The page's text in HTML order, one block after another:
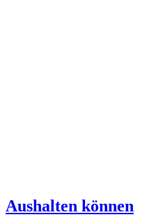
Aushalten können